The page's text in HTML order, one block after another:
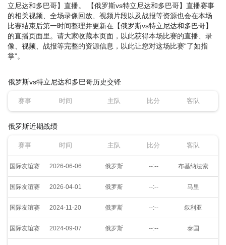
立尼达和多巴哥】直播。 【俄罗斯vs特立尼达和多巴哥】直播赛事
的相关视频、全场录像回放、视频片段以及战报等资源也会在本场
比赛结束后第一时间整理并更新在【俄罗斯vs特立尼达和多巴哥】
的直播页面里。请大家收藏本页面，以此获得本场比赛的直播、录
像、视频、战报等完整的资源信息，以此让您对这场比赛“了如指
掌”。
俄罗斯vs特立尼达和多巴哥历史交锋
赛事 时间 主队 比分 客队
俄罗斯近期战绩
赛事 时间 主队 比分 客队
国际友谊赛 2026-06-06 俄罗斯 --:-- 布基纳法索
国际友谊赛 2026-04-01 俄罗斯 --:-- 马里
国际友谊赛 2024-11-20 俄罗斯 --:-- 叙利亚
国际友谊赛 2024-09-07 俄罗斯 --:-- 泰国